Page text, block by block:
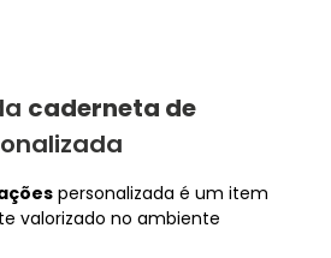
caderneta de
personalizada é um item
valorizado no ambiente